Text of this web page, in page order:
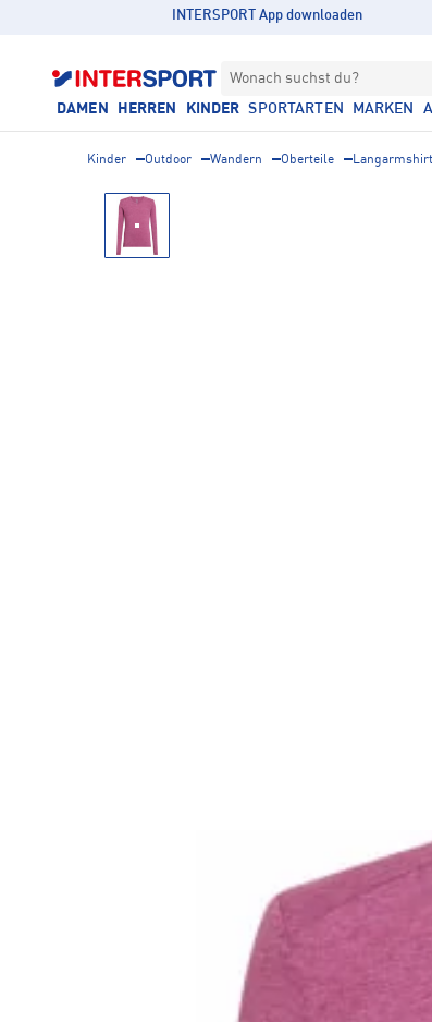
INTERSPORT App downloaden
Wonach suchst du?
DAMEN HERREN KINDER SPORTARTEN MARKEN
Kinder Outdoor Wandern Oberteile